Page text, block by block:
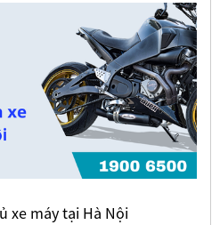
xe máy tại Hà Nội